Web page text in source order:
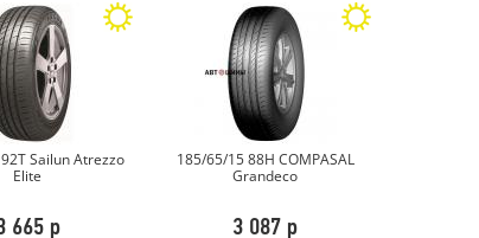
88H COMPASAL
Grandeco
087 р
185/65/15 88H ZETA ZTR50
3 339 р